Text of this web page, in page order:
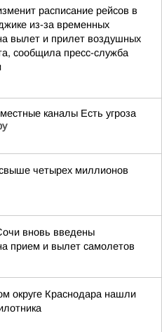
расписание рейсов в
из-за временных
вылет и прилет воздушных
сообщила пресс-служба
каналы Есть угроза
четырех миллионов
вновь введены
прием и вылет самолетов
округе Краснодара нашли